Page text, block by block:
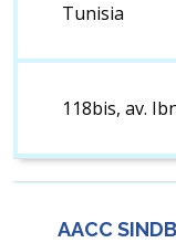
Tunisia
118bis, av.
AACC